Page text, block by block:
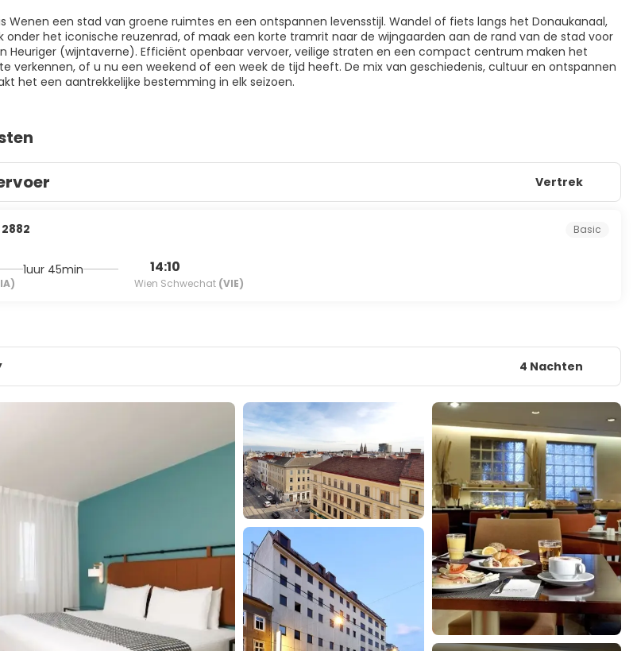
Wenen een stad van groene ruimtes en een ontspannen levensstijl. Wandel of fiets langs het Donaukanaal,
onder het iconische reuzenrad, of maak een korte tramrit naar de wijngaarden aan de rand van de stad voor
Heuriger (wijntaverne). Efficiënt openbaar vervoer, veilige straten en een compact centrum maken het
verkennen, of u nu een weekend of een week de tijd heeft. De mix van geschiedenis, cultuur en ontspannen
het een aantrekkelijke bestemming in elk seizoen.
Vertrek
1uur 45min 14:10
Wien Schwechat (VIE)
Basic
4 Nachten